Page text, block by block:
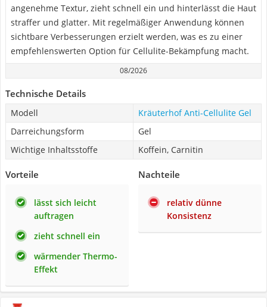
angenehme Textur, zieht schnell ein und hinterlässt die Haut
straffer und glatter. Mit regelmäßiger Anwendung können
sichtbare Verbesserungen erzielt werden, was es zu einer
empfehlenswerten Option für Cellulite-Bekämpfung macht.
08/2026
Technische Details
Modell
Kräuterhof Anti-Cellulite Gel
Darreichungsform
Gel
Wichtige Inhaltsstoffe
Koffein, Carnitin
Vorteile
lässt sich leicht
auftragen
zieht schnell ein
wärmender Thermo-
Effekt
Nachteile
relativ dünne
Konsistenz